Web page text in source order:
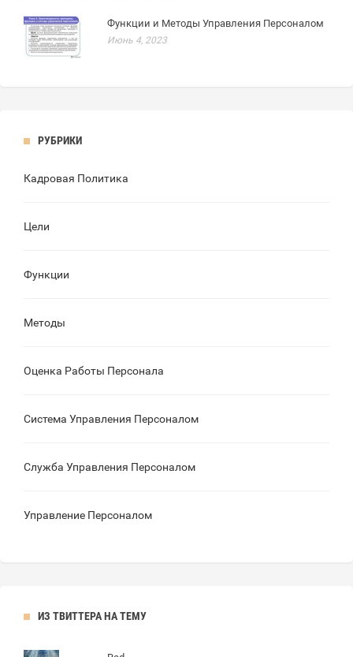
Функции и Методы Управления Персоналом
Июнь 4, 2023
РУБРИКИ
Кадровая Политика
Цели
Функции
Методы
Оценка Работы Персонала
Система Управления Персоналом
Служба Управления Персоналом
Управление Персоналом
ИЗ ТВИТТЕРА НА ТЕМУ